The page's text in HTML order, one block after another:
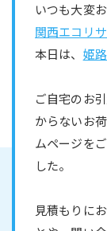
いつも大変
関西エコリ
本日は、 姫
ご自宅のお
からないお
ムページを
した。
見積もりに